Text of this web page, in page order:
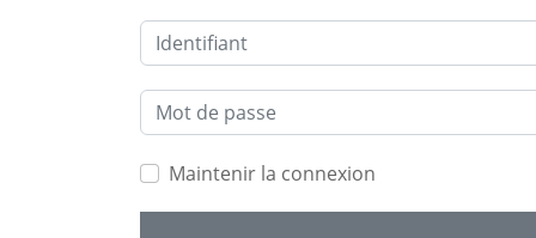
Identifiant
Mot de passe
Maintenir la connexion